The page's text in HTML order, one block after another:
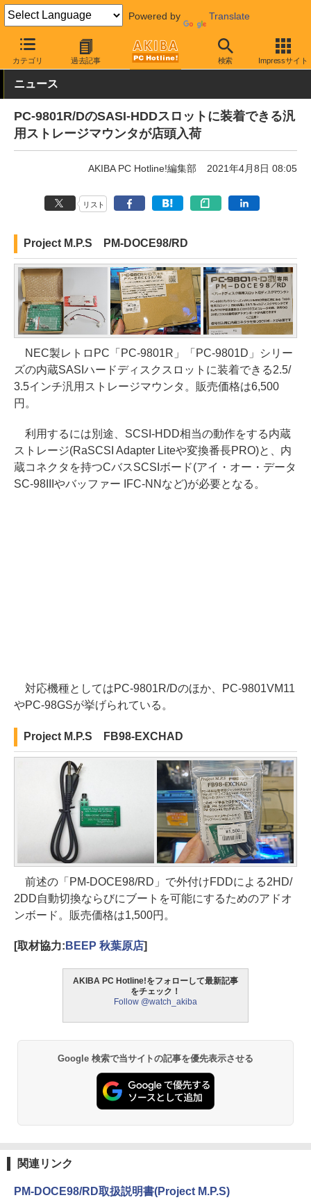
Powered by Translate
カテゴリ 過去記事 検索 Impressサイト
AKIBA PC Hotline! PC周辺機器 変換アダプタ ストレージ用変
ニュース
PC-9801R/DのSASI-HDDスロットに装着できる汎
用ストレージマウンタが店頭入荷
AKIBA PC Hotline!編集部 2021年4月8日 08:05
リスト
Project M.P.S PM-DOCE98/RD
NEC製レトロPC「PC-9801R」「PC-9801D」シリー
ズの内蔵SASIハードディスクスロットに装着できる2.5/
3.5インチ汎用ストレージマウンタ。販売価格は6,500
円。
利用するには別途、SCSI-HDD相当の動作をする内蔵
ストレージ(RaSCSI Adapter Liteや変換番長PRO)と、内
蔵コネクタを持つCバスSCSIボード(アイ・オー・データ
SC-98IIIやバッファー IFC-NNなど)が必要となる。
対応機種としてはPC-9801R/Dのほか、PC-9801VM11
やPC-98GSが挙げられている。
Project M.P.S FB98-EXCHAD
前述の「PM-DOCE98/RD」で外付けFDDによる2HD/
2DD自動切換ならびにブートを可能にするためのアドオ
ンボード。販売価格は1,500円。
[取材協力: BEEP 秋葉原店]
AKIBA PC Hotline!をフォローして最新記事
をチェック！
Follow @watch_akiba
Google 検索で当サイトの記事を優先表示させる
関連リンク
PM-DOCE98/RD取扱説明書(Project M.P.S)